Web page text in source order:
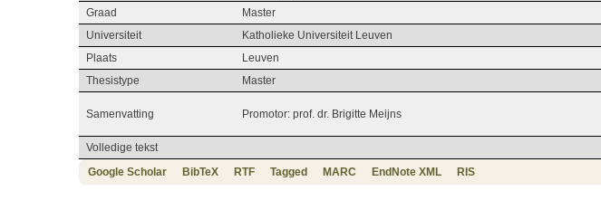
Graad
Master
Universiteit
Katholieke Universiteit Leuven
Plaats
Leuven
Thesistype
Master
Samenvatting Promotor: prof. dr. Brigitte Meijns
Volledige tekst
Google Scholar
BibTeX RTF Tagged MARC EndNote XML RIS